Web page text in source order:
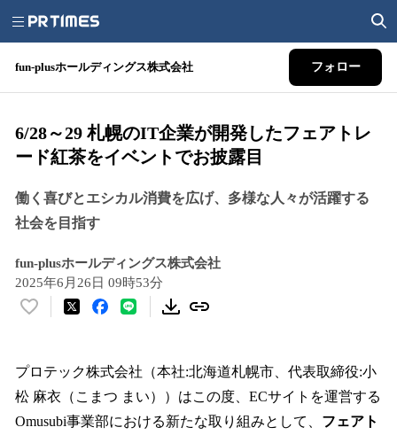
fun-plusホールディングス株式会社 フォロー
6/28～29 札幌のIT企業が開発したフェアトレ
ード紅茶をイベントでお披露目
働く喜びとエシカル消費を広げ、多様な人々が活躍する
社会を目指す
fun-plusホールディングス株式会社
2025年6月26日 09時53分
い
！
数
を
読
プロテック株式会社（本社:北海道札幌市、代表取締役:小
松 麻衣（こまつ まい））はこの度、ECサイトを運営する
Omusubi事業部における新たな取り組みとして、 フェアト